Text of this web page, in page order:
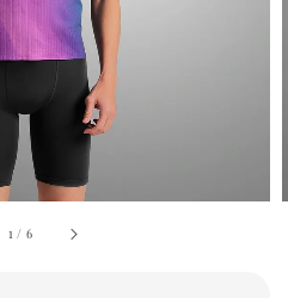
1 / 6